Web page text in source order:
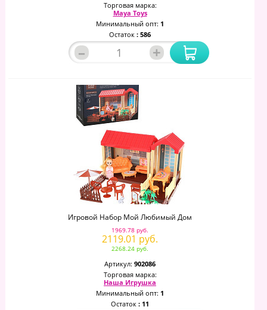
Торговая марка:
Maya Toys
Минимальный опт: 1
Остаток : 586
– +
Игровой Набор Мой Любимый Дом
1969.78 руб.
2119.01 руб.
2268.24 руб.
Артикул: 902086
Торговая марка:
Наша Игрушка
Минимальный опт: 1
Остаток : 11